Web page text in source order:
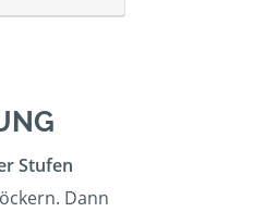
Stufen
Dann